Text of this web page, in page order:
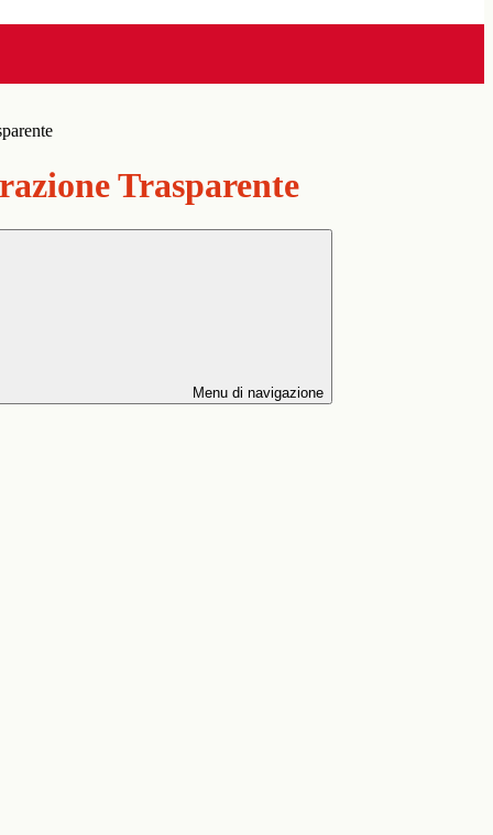
Trasparente
Menu di navigazione